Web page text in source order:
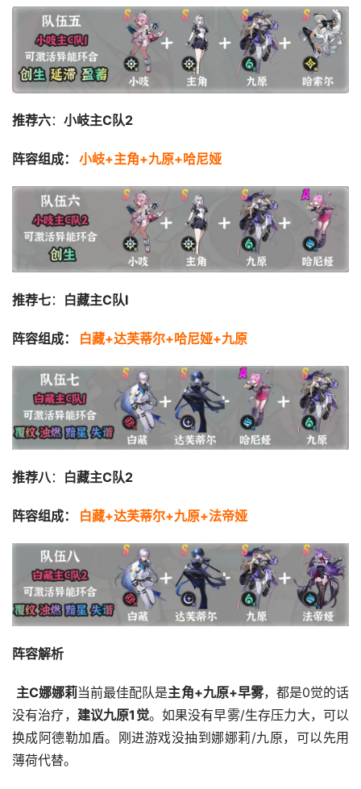
推荐六： 小岐主C队2
阵容组成： 小岐+主角+九原+哈尼娅
推荐七： 白藏主C队I
阵容组成： 白藏+达芙蒂尔+哈尼娅+九原
推荐八： 白藏主C队2
阵容组成： 白藏+达芙蒂尔+九原+法帝娅
阵容解析
主C娜娜莉当前最佳配队是主角+九原+早雾，都是0觉的话
没有治疗， 建议九原1觉。如果没有早雾/生存压力大，可以
换成阿德勒加盾。刚进游戏没抽到娜娜莉/九原，可以先用
薄荷代替。